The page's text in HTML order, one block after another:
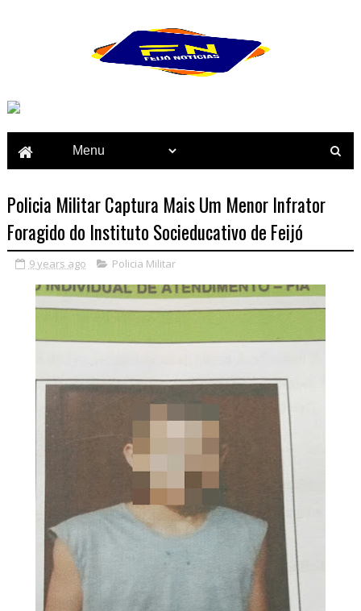
Policia Militar Captura Mais Um Menor Infrator
Foragido do Instituto Socieducativo de Feijó
9 years ago Policia Militar